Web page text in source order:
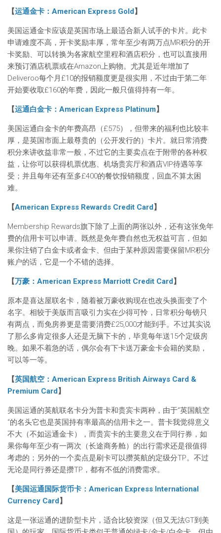
【运通金卡：American Express Gold】
美国运通金卡应该是英国市场上最适合新人试手的卡片。此卡
申请难度不高，开卡奖励丰厚，常年至少有两万点MR积分的开
卡奖励、可以转换为各家航空里程和酒店积分，也可以直接用
来预订酒店机票或在Amazon上购物。尤其是近年增加了
Deliveroo每个月£10的报销额度更是很实用，不过由于第二年
开始要收取£160的年费，因此一般只值得持有一年。
【运通白金卡：American Express Platinum】
美国运通白金卡的年费高昂（£575），但带来的福利也比较丰
厚，是英国市面上最尊贵的（公开发行的）卡片。就日常消费
积分来讲收益非常一般，不过它的主要卖点在于附带的各种权
益，让你可以获得机票优惠、机场贵宾厅和酒店VIP待遇等享
受；并且每年还有至多£400的餐饮报销额度，回血不算太困
难。
【American Express Rewards Credit Card】
Membership Rewards旗下除了上面的两张以外，还有这张免年
费的信用卡可以申请。既然是免年费自然也无权益可言，但如
果你注销了白金卡或者金卡、但由于某种原因需要保留MR积分
账户的话，它是一个不错的选择。
【万豪：American Express Marriott Credit Card】
原本是喜达屋联名卡，随着被万豪收购现在也改头换面变了个
名字。相较于美版而言吸引力实在少得可怜，日常积分每镑只
有两点，而免房券更是需要消费£25,000才能到手。不过其实说
了那么多肯定很多人还是无脑下卡的，毕竟每年送15个定级房
晚。如果不着急的话，偶尔会有下卡送万豪金卡会籍的奖励，
可以等一等。
【英国航空：American Express British Airways Card &
Premium Card】
美国运通的英航联名卡分为普卡和贵宾卡两种，由于”英国航空
“的名头它也是英国持有率最高的信用卡之一。普卡我觉得意义
不大（不如运通金卡），而贵宾卡的主要意义在于同行券，如
果你每年至少有一两次（长途商务舱）的出行需求还是很值得
考虑的；另外的一个卖点是刷卡可以攒英航的定级分TP。不过
无论是同行券还是攒TP，都有不低的消费需求。
【美国运通国际货币卡：American Express International
Currency Card】
这是一张运通的进阶型卡片，适合比较资深（但又无法GT到美